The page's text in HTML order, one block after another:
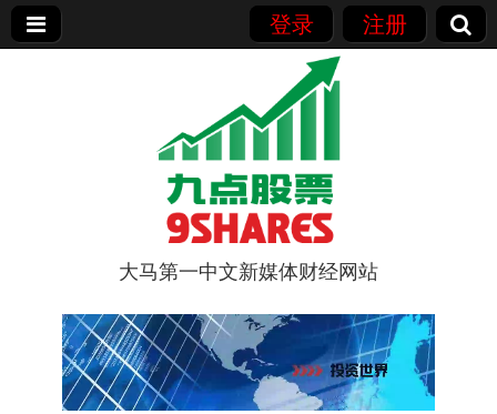
登录 注册
9点股票
大马第一中文新媒体财经网站